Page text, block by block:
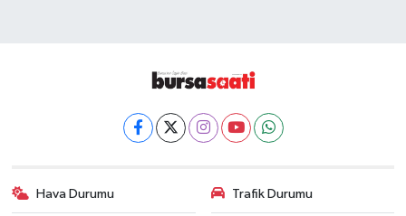
Hava Durumu Trafik Durumu